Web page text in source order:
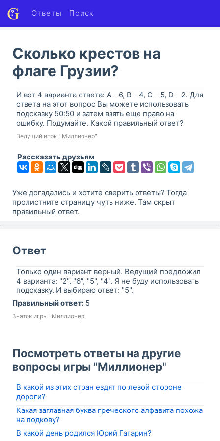
Ответы Поиск
Сколько крестов на
флаге Грузии?
И вот 4 варианта ответа: A - 6, B - 4, C - 5, D - 2. Для
ответа на этот вопрос Вы можете использовать
подсказку 50:50 и затем взять еще право на
ошибку. Подумайте. Какой правильный ответ?
Ведущий игры "Миллионер"
Рассказать друзьям
Уже догадались и хотите сверить ответы? Тогда
пролистните страницу чуть ниже. Там скрыт
правильный ответ.
Ответ
Только один вариант верный. Ведущий предложил
4 варианта: "2", "6", "5", "4". Я не буду использовать
подсказку. И выбираю ответ: "5".
Правильный ответ: 5
Знаток игры "Миллионер"
Посмотреть ответы на другие
вопросы игры "Миллионер"
В какой из этих стран ездят по левой стороне
дороги?
Какая заглавная буква греческого алфавита похожа
на подкову?
В какой день родился Юрий Гагарин?